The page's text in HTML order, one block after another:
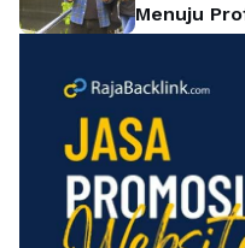
Menuju